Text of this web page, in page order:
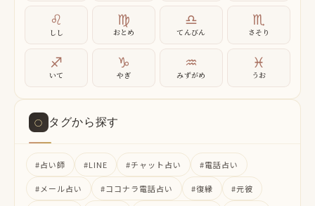
♌
しし
♍
おとめ
♎
てんびん
♏
さそり
♐
いて
♑
やぎ
♒
みずがめ
♓
うお
○ タグから探す
#占い師 #LINE #チャット占い #電話占い
#メール占い #ココナラ電話占い #復縁 #元彼